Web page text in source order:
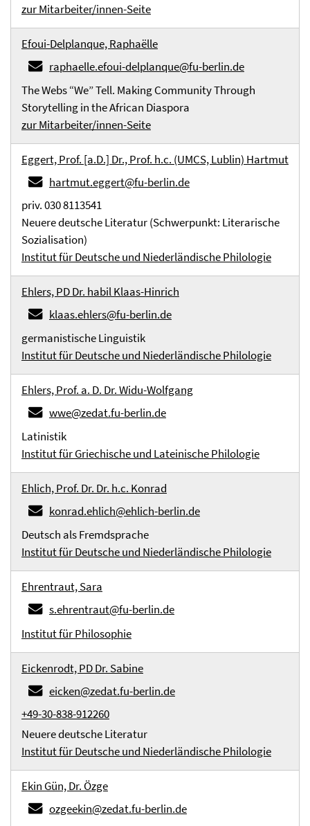
zur Mitarbeiter/innen-Seite
Efoui-Delplanque, Raphaëlle
raphaelle.efoui-delplanque@fu-berlin.de
The Webs “We” Tell. Making Community Through
Storytelling in the African Diaspora
zur Mitarbeiter/innen-Seite
Eggert, Prof. [a.D.] Dr., Prof. h.c. (UMCS, Lublin) Hartmut
hartmut.eggert@fu-berlin.de
priv. 030 8113541
Neuere deutsche Literatur (Schwerpunkt: Literarische
Sozialisation)
Institut für Deutsche und Niederländische Philologie
Ehlers, PD Dr. habil Klaas-Hinrich
klaas.ehlers@fu-berlin.de
germanistische Linguistik
Institut für Deutsche und Niederländische Philologie
Ehlers, Prof. a. D. Dr. Widu-Wolfgang
wwe@zedat.fu-berlin.de
Latinistik
Institut für Griechische und Lateinische Philologie
Ehlich, Prof. Dr. Dr. h.c. Konrad
konrad.ehlich@ehlich-berlin.de
Deutsch als Fremdsprache
Institut für Deutsche und Niederländische Philologie
Ehrentraut, Sara
s.ehrentraut@fu-berlin.de
Institut für Philosophie
Eickenrodt, PD Dr. Sabine
eicken@zedat.fu-berlin.de
+49-30-838-912260
Neuere deutsche Literatur
Institut für Deutsche und Niederländische Philologie
Ekin Gün, Dr. Özge
ozgeekin@zedat.fu-berlin.de